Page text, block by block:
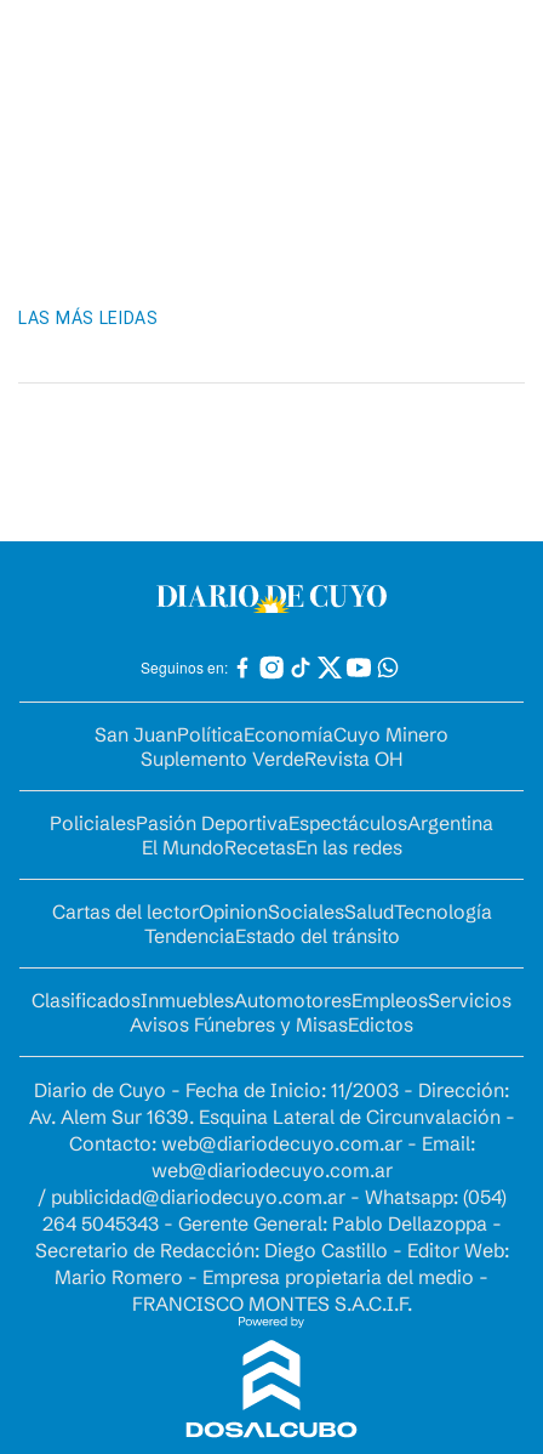
LAS MÁS LEIDAS
Seguinos en:
San JuanPolíticaEconomíaCuyo Minero
Suplemento VerdeRevista OH
PolicialesPasión DeportivaEspectáculosArgentina
El MundoRecetasEn las redes
Cartas del lectorOpinionSocialesSaludTecnología
TendenciaEstado del tránsito
ClasificadosInmueblesAutomotoresEmpleosServicios
Avisos Fúnebres y MisasEdictos
Diario de Cuyo - Fecha de Inicio: 11/2003 - Dirección:
Av. Alem Sur 1639. Esquina Lateral de Circunvalación -
Contacto: web@diariodecuyo.com.ar- Email:
web@diariodecuyo.com.ar
/ publicidad@diariodecuyo.com.ar- Whatsapp: (054)
264 5045343 - Gerente General: Pablo Dellazoppa -
Secretario de Redacción: Diego Castillo - Editor Web:
Mario Romero - Empresa propietaria del medio -
FRANCISCO MONTES S.A.C.I.F.